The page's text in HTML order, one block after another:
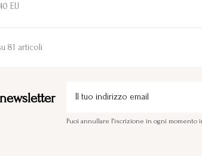
EU
81 articoli
Puoi annullare l'iscrizione in ogni momento